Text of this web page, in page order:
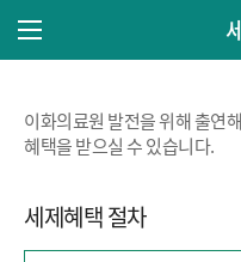
이화의료원 발전을 위해 출연
혜택을 받으실 수 있습니다.
세제혜택 절차